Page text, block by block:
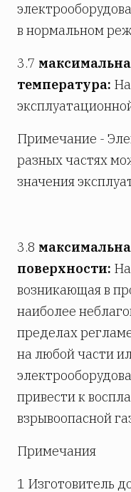
в нормальном
3.7
температура:
Примечание -
разных частях
значения
3.8
поверхности:
возникающая в
наиболее
пределах
на любой части
привести к
взрывоопасной
Примечания
1 Изготовитель